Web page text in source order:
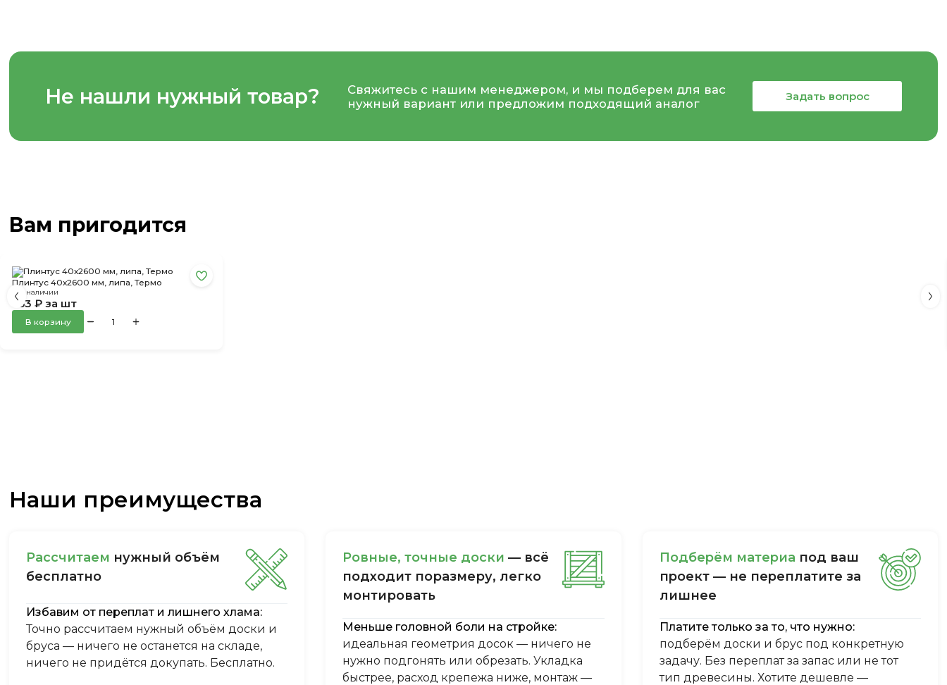
Не нашли нужный товар?
Свяжитесь с нашим менеджером, и мы подберем для вас
нужный вариант или предложим подходящий аналог
Задать вопрос
Вам пригодится
Плинтус 40х2600 мм, липа, Термо
в наличии
353 ₽ за шт
В корзину
Наши преимущества
Рассчитаем нужный объём
бесплатно
Избавим от переплат и лишнего хлама:
Точно рассчитаем нужный объём доски и
бруса — ничего не останется на складе,
ничего не придётся докупать. Бесплатно.
Ровные, точные доски — всё
подходит поразмеру, легкo
монтировать
Меньше головной боли на стройке:
идеальная геометрия досок — ничего не
нужно подгонять или обрезать. Укладка
быстрее, расход крепежа ниже, монтаж —
Пoдбepём мaтepиa пoд вaш
пpoeкт — нe пepeплaтитe зa
лишнee
Платите только за то, что нужно:
подберём доски и брус под конкретную
задачу. Без переплат за запас или не тот
тип древесины. Хотите дешевле —